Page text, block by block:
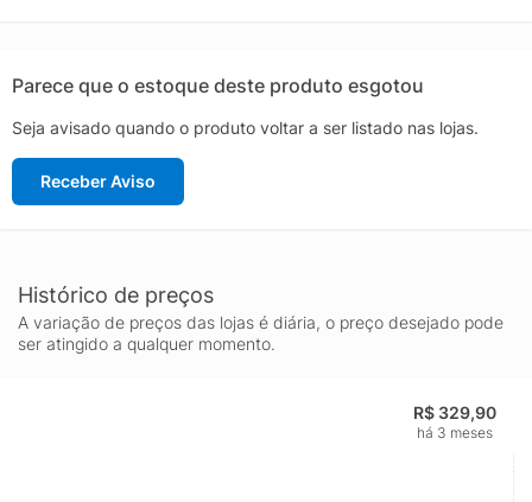
Parece que o estoque deste produto esgotou
Seja avisado quando o produto voltar a ser listado nas lojas.
Receber Aviso
Histórico de preços
A variação de preços das lojas é diária, o preço desejado pode
ser atingido a qualquer momento.
R$ 329,90
há 3 meses